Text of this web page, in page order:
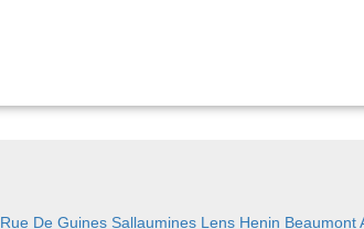
Rue De Guines Sallaumines Lens Henin Beaumont